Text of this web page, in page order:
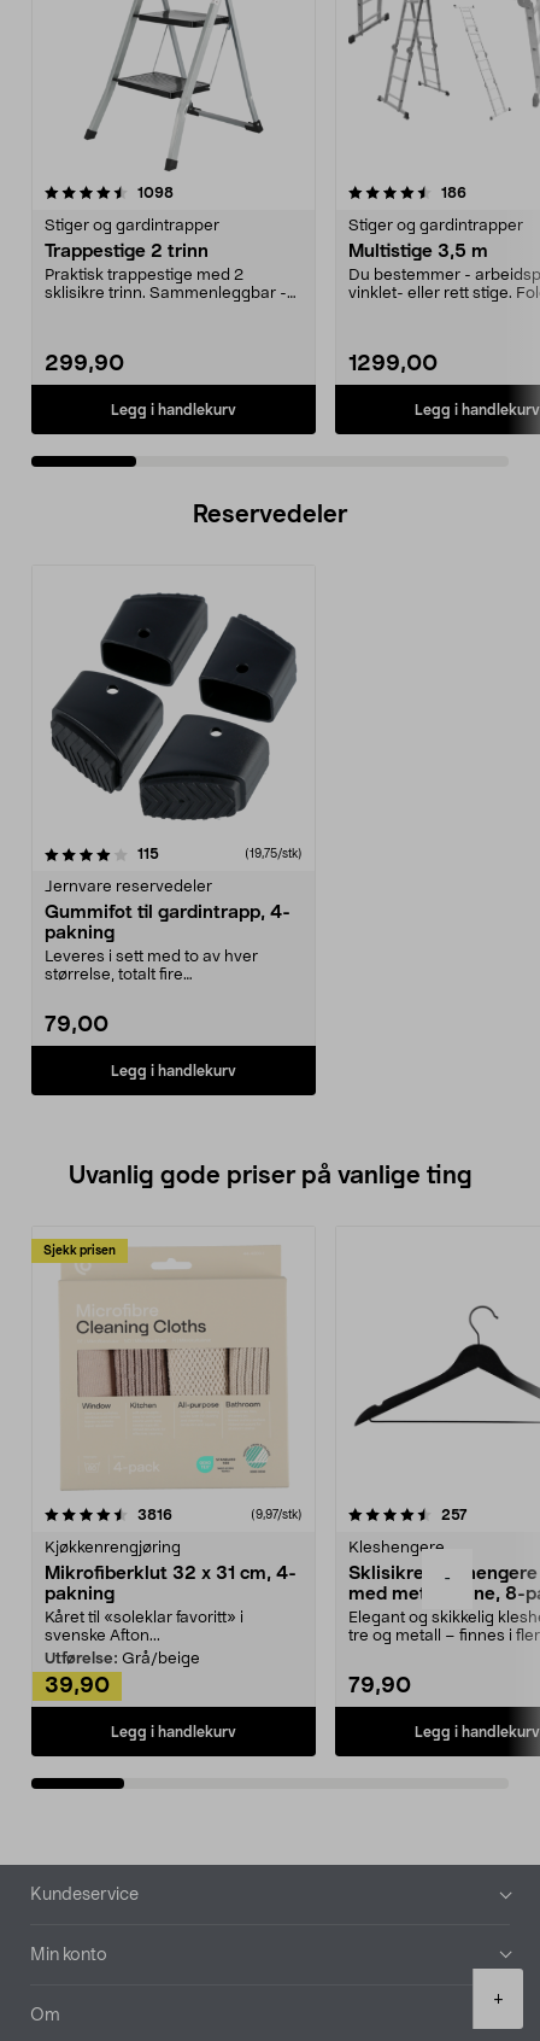
-
+
1098anmeldelser
Stiger og gardintrapper
Trappestige 2 trinn
Praktisk trappestige med 2
sklisikre trinn. Sammenleggbar -
299,90
Legg i handlekurv
4.5 av 5 stjerner 186
Stiger og gardintrapper
Multistige 3,5 m
Du bestemmer -
vinklet- eller rett stige.
1299,00
Legg i handlekurv
4.5 av 5 stjerner
Reservedeler
115anmeldelser (19,75/stk)
Jernvare reservedeler
Gummifot til gardintrapp, 4-
pakning
Leveres i sett med to av hver
størrelse, totalt fire
79,00
Legg i handlekurv
Uvanlig gode priser på vanlige ting
Sjekk prisen
3816anmeldelser(9,97/stk)
Kjøkkenrengjøring
Mikrofiberklut 32 x 31 cm, 4-
pakning
Kåret til «soleklar favoritt» i
svenske Afton...
Utførelse: Grå/beige
39,90
Legg i handlekurv
4.5av 5 stjerner 257
Kleshengere
Sklisikre
med metallpinne, 8-
Elegant og skikkelig
tre og metall – finnes i
79,90
Legg i handlekurv
4.5av 5 stjerner
Bunntekst
Kundeservice
Min konto
Om